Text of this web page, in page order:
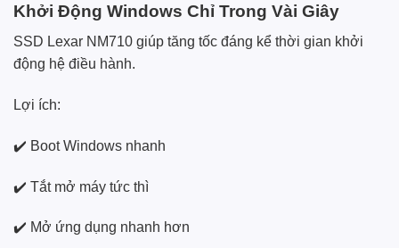
Khởi Động Windows Chỉ Trong Vài Giây
SSD Lexar NM710 giúp tăng tốc đáng kể thời gian khởi
động hệ điều hành.
Lợi ích:
✔️ Boot Windows nhanh
✔️ Tắt mở máy tức thì
✔️ Mở ứng dụng nhanh hơn